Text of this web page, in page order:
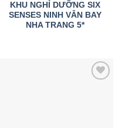
KHU NGHỈ DƯỠNG SIX
SENSES NINH VÂN BAY
NHA TRANG 5*